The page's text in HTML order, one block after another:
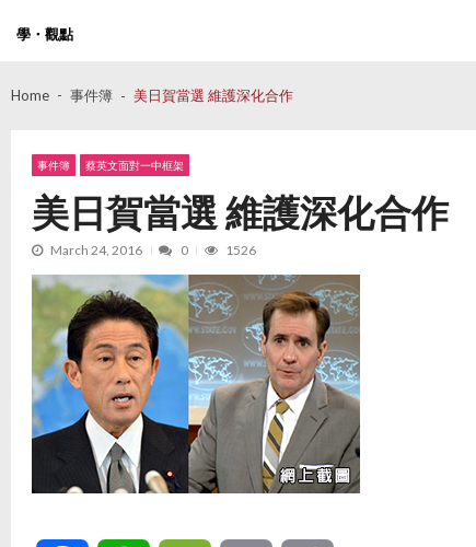
學・觀點
Home 事件簿 美日賀當選 維護深化合作
事件簿 蔡英文面對一中框架
美日賀當選 維護深化合作
March 24, 2016 0 1526